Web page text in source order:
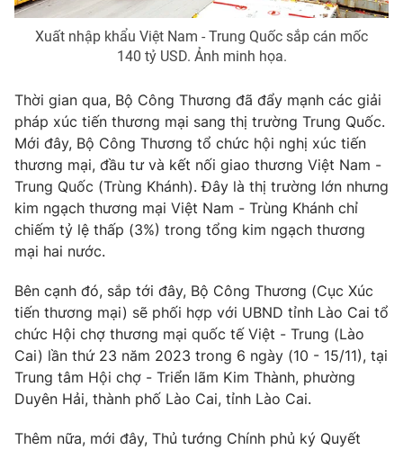
Photo Infographic
Shorts video
VTV Money VTV Thể thao
VTV Sức khoẻ Bất động sản
Thị trường 24h Tấm lòng Việt
VTV9 VTV8
Liên hệ tòa soạn English
Xuất nhập khẩu Việt Nam - Trung Quốc sắp cán mốc
140 tỷ USD. Ảnh minh họa.
Thời gian qua, Bộ Công Thương đã đẩy mạnh các giải
pháp xúc tiến thương mại sang thị trường Trung Quốc.
Mới đây, Bộ Công Thương tổ chức hội nghị xúc tiến
thương mại, đầu tư và kết nối giao thương Việt Nam -
Trung Quốc (Trùng Khánh). Đây là thị trường lớn nhưng
kim ngạch thương mại Việt Nam - Trùng Khánh chỉ
chiếm tỷ lệ thấp (3%) trong tổng kim ngạch thương
mại hai nước.
Bên cạnh đó, sắp tới đây, Bộ Công Thương (Cục Xúc
tiến thương mại) sẽ phối hợp với UBND tỉnh Lào Cai tổ
chức Hội chợ thương mại quốc tế Việt - Trung (Lào
Cai) lần thứ 23 năm 2023 trong 6 ngày (10 - 15/11), tại
Trung tâm Hội chợ - Triển lãm Kim Thành, phường
Duyên Hải, thành phố Lào Cai, tỉnh Lào Cai.
Thêm nữa, mới đây, Thủ tướng Chính phủ ký Quyết